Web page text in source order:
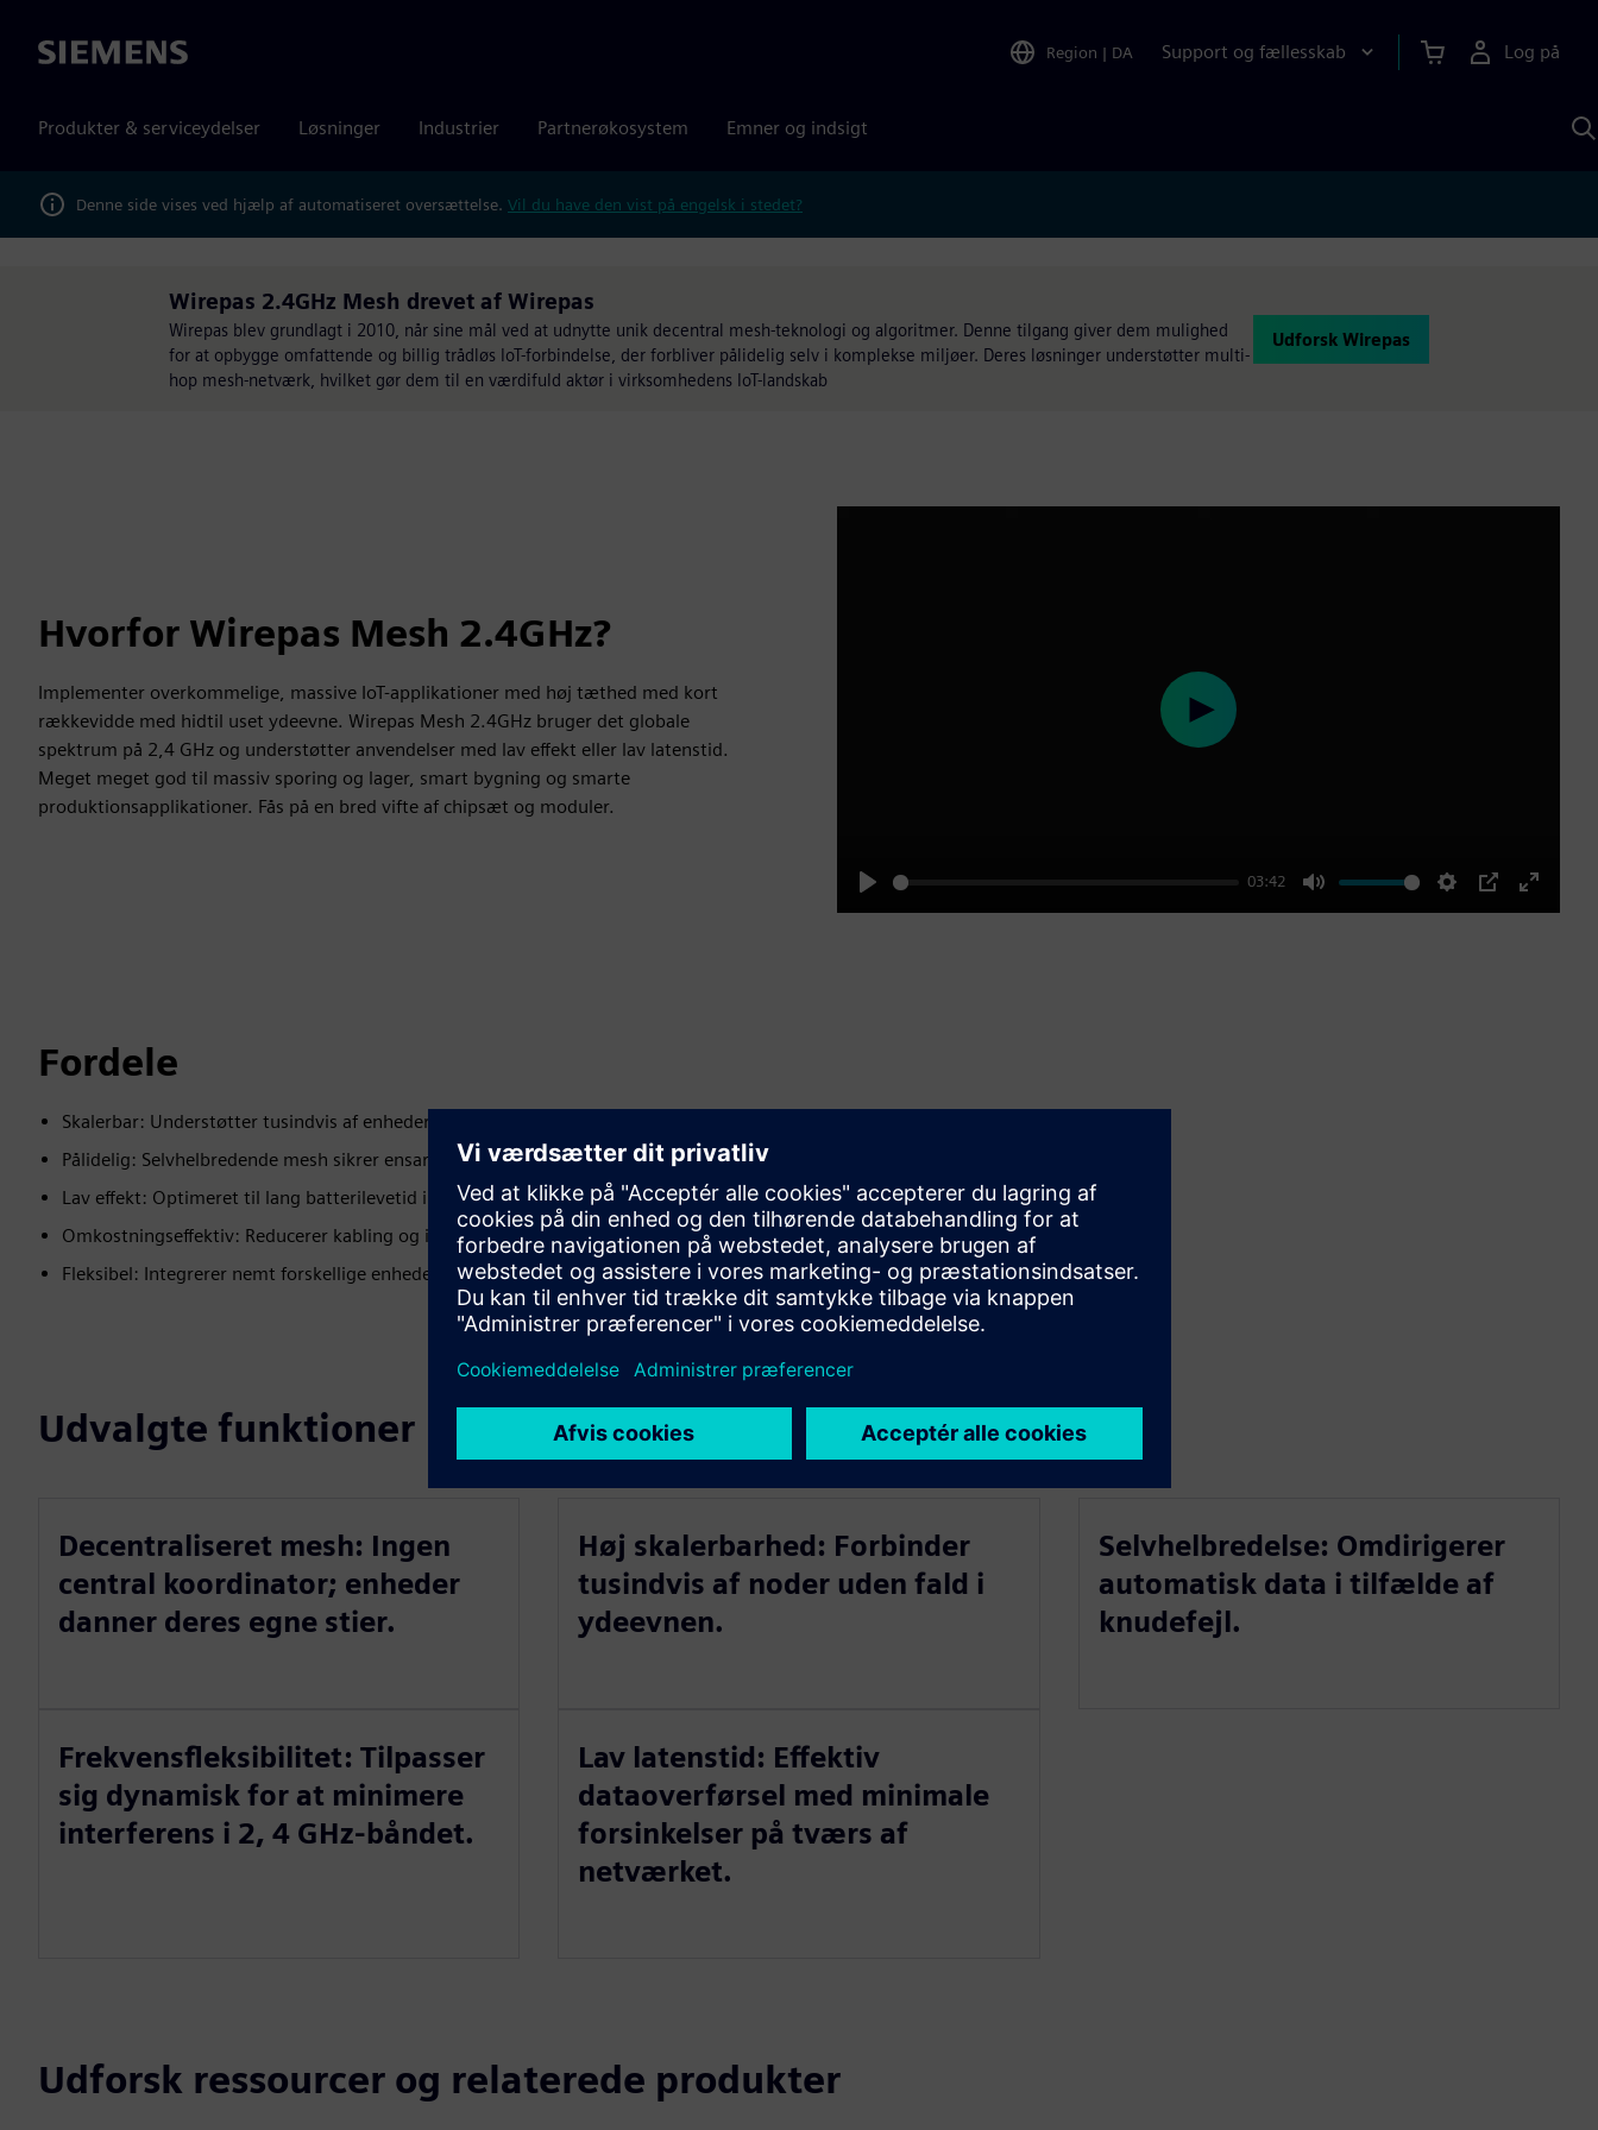
Siemens Region | DA Support og fællesskab Log på
Produkter & serviceydelser Løsninger Industrier Partnerøkosystem Emner og indsigt
Denne side vises ved hjælp af automatiseret oversættelse. Vil du have den vist på engelsk i stedet?
Wirepas 2.4GHz Mesh drevet af Wirepas
Wirepas blev grundlagt i 2010, når sine mål ved at udnytte unik decentral mesh-teknologi og algoritmer. Denne tilgang giver dem mulighed
for at opbygge omfattende og billig trådløs IoT-forbindelse, der forbliver pålidelig selv i komplekse miljøer. Deres løsninger understøtter multi-
hop mesh-netværk, hvilket gør dem til en værdifuld aktør i virksomhedens IoT-landskab
Udforsk Wirepas
Hvorfor Wirepas Mesh 2.4GHz?
Implementer overkommelige, massive IoT-applikationer med høj tæthed med kort
rækkevidde med hidtil uset ydeevne. Wirepas Mesh 2.4GHz bruger det globale
spektrum på 2,4 GHz og understøtter anvendelser med lav effekt eller lav latenstid.
Meget meget god til massiv sporing og lager, smart bygning og smarte
produktionsapplikationer. Fås på en bred vifte af chipsæt og moduler.
Play
03:42
Mute Settings
PIP
Enter
Play
Fordele
Skalerbar: Understøtter tusindvis af enheder i store smarte bygningsnetværk.
Pålidelig: Selvhelbredende mesh sikrer ensartet, fejlsikker tilslutning.
Lav effekt: Optimeret til lang batterilevetid i IoT og sikkerhedsenheder.
Omkostningseffektiv: Reducerer kabling og infrastrukturudgifter til installationer.
Fleksibel: Integrerer nemt forskellige enheder og systemer trådløst.
Udvalgte funktioner
Decentraliseret mesh: Ingen
central koordinator; enheder
danner deres egne stier.
Høj skalerbarhed: Forbinder
tusindvis af noder uden fald i
ydeevnen.
Selvhelbredelse: Omdirigerer
automatisk data i tilfælde af
knudefejl.
Frekvensfleksibilitet: Tilpasser
sig dynamisk for at minimere
interferens i 2, 4 GHz-båndet.
Lav latenstid: Effektiv
dataoverførsel med minimale
forsinkelser på tværs af
netværket.
Udforsk ressourcer og relaterede produkter